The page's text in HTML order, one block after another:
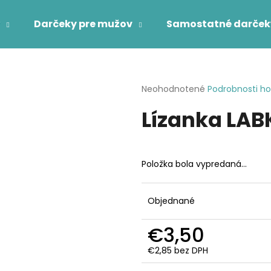
Darčeky pre mužov Samostatné
Priemerné
produktu
je
hviezdičiek.
Neohodnotené Podrobnosti
Lízanka
Položka bola vypredaná…
Objednané
€3,50
€2,85 bez DPH
Jednotková
HĽADAŤ